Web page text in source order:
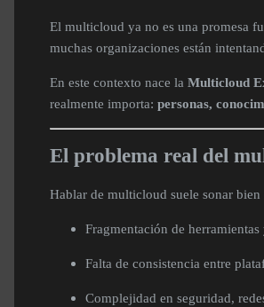
El multicloud ya no es una promesa
muchas organizaciones están
En este contexto nace la Multicloud
realmente importa: personas,
El problema real del
Hablar de multicloud suele sonar
Fragmentación de
Falta de consistencia entre
Complejidad en seguridad,